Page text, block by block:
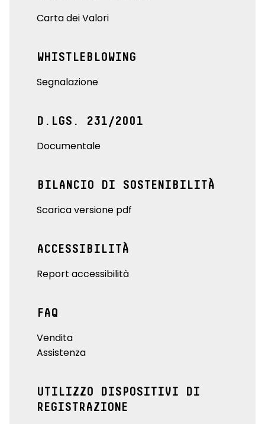
Carta dei Valori
WHISTLEBLOWING
Segnalazione
D.LGS. 231/2001
Documentale
BILANCIO DI SOSTENIBILITÀ
Scarica versione pdf
ACCESSIBILITÀ
Report accessibilità
FAQ
Vendita
Assistenza
UTILIZZO DISPOSITIVI DI
REGISTRAZIONE